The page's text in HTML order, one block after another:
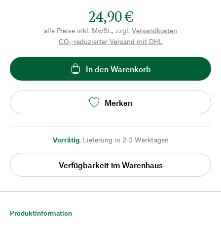
24,90 €
alle Preise inkl. MwSt., zzgl. Versandkosten
CO₂-reduzierter Versand mit DHL
In den Warenkorb
Merken
Vorrätig, Lieferung in 2-3 Werktagen
Verfügbarkeit im Warenhaus
Produktinformation